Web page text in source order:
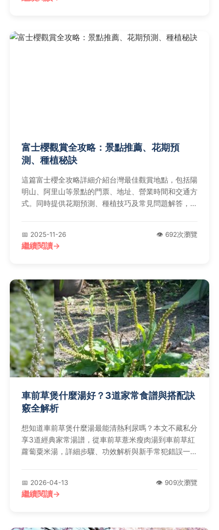
富士櫻觀賞全攻略：景點推薦、花期預
測、種植秘訣
這篇富士櫻全攻略詳細介紹台灣最佳觀賞地點，包括陽
明山、阿里山等景點的門票、地址、營業時間和交通方
式。同時提供花期預測、種植技巧及常見問題解答，幫
📅 2025-11-26 👁️ 692次瀏覽
繼續閱讀
車前草煲什麼湯好？3道家常食譜與搭配訣
竅全解析
想知道車前草煲什麼湯最能清熱利尿嗎？本文不藏私分
享3道經典家常湯譜，從車前草薏米瘦肉湯到車前草紅
蘿蔔粟米湯，詳細步驟、功效解析與新手常犯錯誤一次
📅 2026-04-13 👁️ 909次瀏覽
繼續閱讀